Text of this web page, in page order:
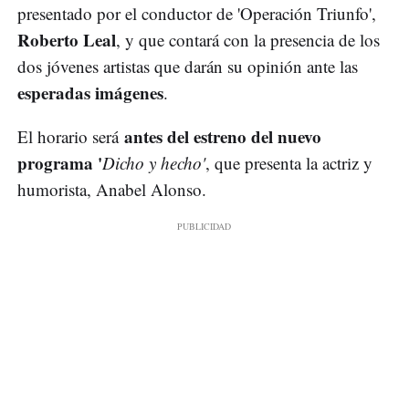
presentado por el conductor de 'Operación Triunfo',
Roberto Leal, y que contará con la presencia de los
dos jóvenes artistas que darán su opinión ante las
esperadas imágenes.
El horario seráantes del estreno del nuevo
programa 'Dicho y hecho', que presenta la actriz y
humorista, Anabel Alonso.